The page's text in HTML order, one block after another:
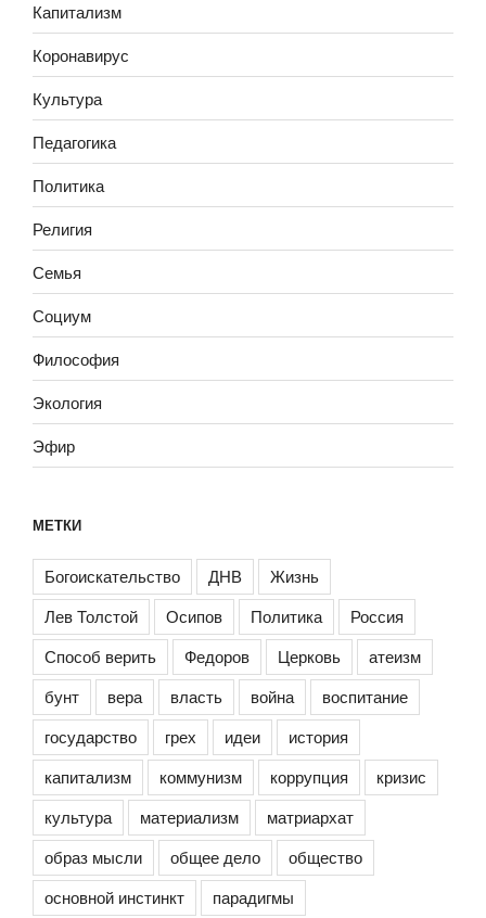
Капитализм
Коронавирус
Культура
Педагогика
Политика
Религия
Семья
Социум
Философия
Экология
Эфир
МЕТКИ
Богоискательство ДНВ
Жизнь
Лев Толстой
Осипов Политика
Россия
Способ верить
Федоров Церковь
атеизм
бунт
вера власть война
воспитание
государство
грех идеи
история
капитализм
коммунизм коррупция
кризис
культура
материализм
матриархат
образ мысли
общее дело
общество
основной инстинкт
парадигмы